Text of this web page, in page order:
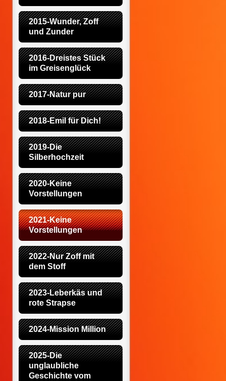
2015-Wunder, Zoff
und Zunder
2016-Dreistes Stück
im Greisenglück
2017-Natur pur
2018-Emil für Dich!
2019-Die
Silberhochzeit
2020-Keine
Vorstellungen
2021-Keine
Vorstellungen
2022-Nur Zoff mit
dem Stoff
2023-Leberkäs und
rote Strapse
2024-Mission Million
2025-Die
unglaubliche
Geschichte vom